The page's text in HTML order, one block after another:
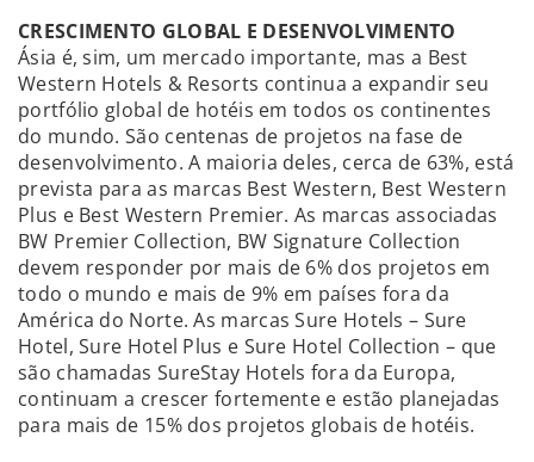
CRESCIMENTO GLOBAL E DESENVOLVIMENTO
Ásia é, sim, um mercado importante, mas a Best
Western Hotels & Resorts continua a expandir seu
portfólio global de hotéis em todos os continentes
do mundo. São centenas de projetos na fase de
desenvolvimento. A maioria deles, cerca de 63%, está
prevista para as marcas Best Western, Best Western
Plus e Best Western Premier. As marcas associadas
BW Premier Collection, BW Signature Collection
devem responder por mais de 6% dos projetos em
todo o mundo e mais de 9% em países fora da
América do Norte. As marcas Sure Hotels – Sure
Hotel, Sure Hotel Plus e Sure Hotel Collection – que
são chamadas SureStay Hotels fora da Europa,
continuam a crescer fortemente e estão planejadas
para mais de 15% dos projetos globais de hotéis.